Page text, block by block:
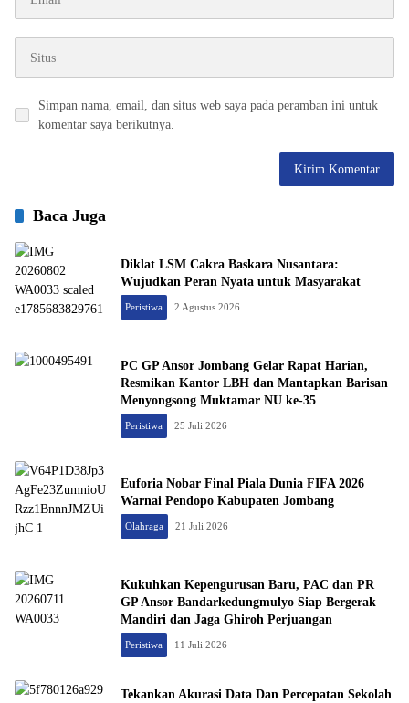
Simpan nama, email, dan situs web saya pada peramban ini untuk
komentar saya berikutnya.
Baca Juga
Diklat LSM Cakra Baskara Nusantara:
Wujudkan Peran Nyata untuk Masyarakat
Peristiwa 2 Agustus 2026
PC GP Ansor Jombang Gelar Rapat Harian,
Resmikan Kantor LBH dan Mantapkan Barisan
Menyongsong Muktamar NU ke-35
Peristiwa 25 Juli 2026
Euforia Nobar Final Piala Dunia FIFA 2026
Warnai Pendopo Kabupaten Jombang
Olahraga 21 Juli 2026
Kukuhkan Kepengurusan Baru, PAC dan PR
GP Ansor Bandarkedungmulyo Siap Bergerak
Mandiri dan Jaga Ghiroh Perjuangan
Peristiwa 11 Juli 2026
Tekankan Akurasi Data Dan Percepatan Sekolah